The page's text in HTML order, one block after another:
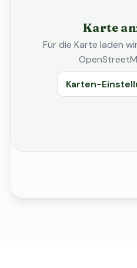
Karte
Für die Karte laden
Karten-